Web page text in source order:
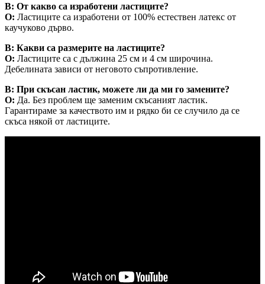
В: От какво са изработени ластиците?
О: Ластиците са изработени от 100% естествен латекс от
каучуково дърво.
В: Какви са размерите на ластиците?
О: Ластиците са с дължина 25 см и 4 см широчина.
Дебелината зависи от неговото съпротивление.
В: При скъсан ластик, можете ли да ми го замените?
О: Да. Без проблем ще заменим скъсаният ластик.
Гарантираме за качеството им и рядко би се случило да се
скъса някой от ластиците.